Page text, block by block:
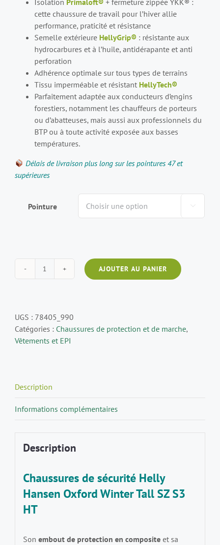
Isolation Primaloft® + fermeture zippée YKK® :
cette chaussure de travail pour l’hiver allie
performance, praticité et résistance
Semelle extérieure HellyGrip® : résistante aux
hydrocarbures et à l’huile, antidérapante et anti
perforation
Adhérence optimale sur tous types de terrains
Tissu imperméable et résistant HellyTech®
Parfaitement adaptée aux conducteurs d’engins
forestiers, notamment les chauffeurs de porteurs
ou d’abatteuses, mais aussi aux professionnels du
BTP ou à toute activité exposée aux basses
températures.
Délais de livraison plus long sur les pointures 47 et
supérieures
Pointure 
AJOUTER AU PANIER
UGS : 78405_990
Catégories : Chaussures de protection et de marche,
Vêtements et EPI
Description
Informations complémentaires
Description
Chaussures de sécurité Helly
Hansen Oxford Winter Tall SZ S3
HT
Son embout de protection en compositeet sa